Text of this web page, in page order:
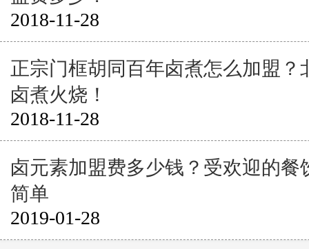
2018-11-28
正宗门框胡同百年卤煮怎么加盟？
卤煮火烧！
2018-11-28
卤元素加盟费多少钱？受欢迎的餐
简单
2019-01-28